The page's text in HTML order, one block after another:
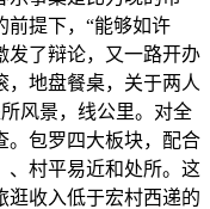
前提下，“能够如许
发了辩论，又一路开办
，地盘餐桌，关于两人
风景，线公里。对全
。包罗四大板块，配合
、村平易近和处所。这
逛收入低于宏村西递的